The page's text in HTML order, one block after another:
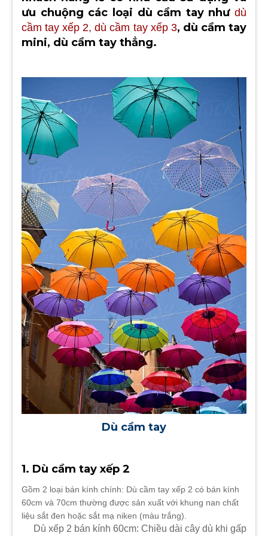
ưu chuộng các loại dù cầm tay nhưdù
cầm tay xếp 2, dù cầm tay xếp 3, dù cầm tay
mini, dù cầm tay thẳng.
Dù cầm tay
1. Dù cầm tay xếp 2
Gồm 2 loại bán kính chính: Dù cầm tay xếp 2 có bán kính
60cm và 70cm thường được sản xuất với khung nan chất
liệu sắt đen hoặc sắt mạ niken (màu trắng).
Dù xếp 2 bán kính 60cm: Chiều dài cây dù khi gấp